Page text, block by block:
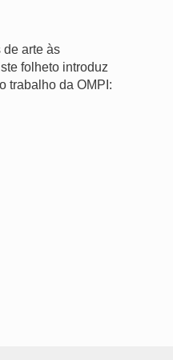
de arte às
folheto introduz
trabalho da OMPI: